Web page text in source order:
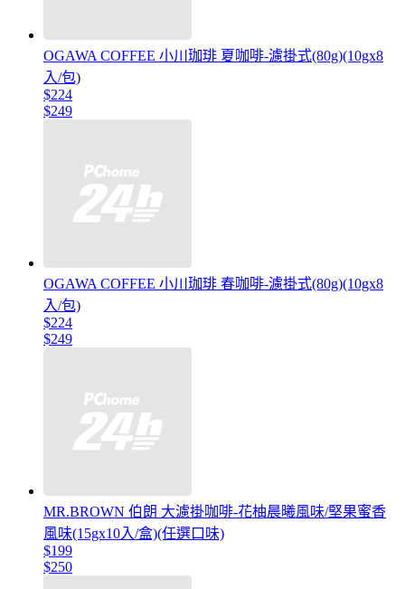
OGAWA COFFEE 小川珈琲 夏咖啡-濾掛式(80g)(10gx8
入/包)
$224
$249
OGAWA COFFEE 小川珈琲 春咖啡-濾掛式(80g)(10gx8
入/包)
$224
$249
MR.BROWN 伯朗 大濾掛咖啡-花柚晨曦風味/堅果蜜香
風味(15gx10入/盒)(任選口味)
$199
$250